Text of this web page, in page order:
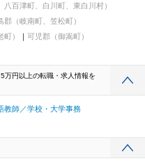
百津町、白川町、東白川村）
郡（岐南町、笠松町）
）
可児郡（御嵩町）
万円以上の転職・求人情報を
教師／学校・大学事務